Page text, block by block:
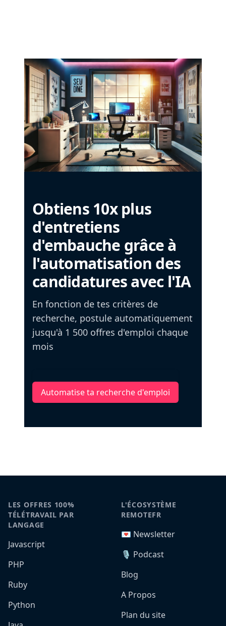
Obtiens 10x plus
d'entretiens
d'embauche grâce à
l'automatisation des
candidatures avec l'IA
En fonction de tes critères de
recherche, postule automatiquement
jusqu'à 1 500 offres d'emploi chaque
mois
Automatise ta recherche d'emploi
LES OFFRES 100%
TÉLÉTRAVAIL PAR
LANGAGE
Javascript
PHP
Ruby
Python
L'ÉCOSYSTÈME
REMOTEFR
💌 Newsletter
🎙️ Podcast
Blog
A Propos
Plan du site